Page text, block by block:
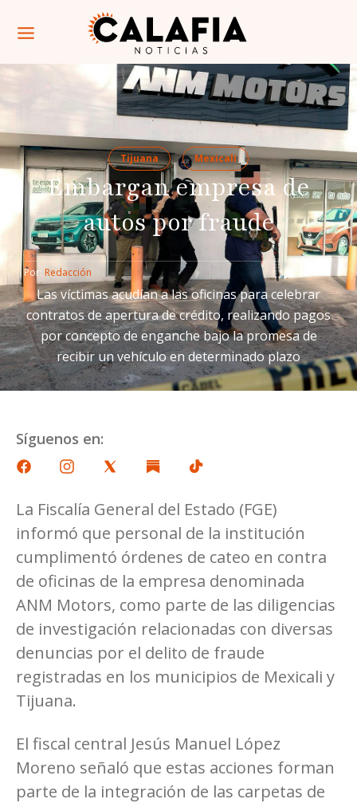
Tijuana Mexicali
Embargan empresa de
autos por fraude
Por: Redacción
Las víctimas acudían a las oficinas para celebrar
contratos de apertura de crédito, realizando pagos
por concepto de enganche bajo la promesa de
recibir un vehículo en determinado plazo
Síguenos en:
La Fiscalía General del Estado (FGE)
informó que personal de la institución
cumplimentó órdenes de cateo en contra
de oficinas de la empresa denominada
ANM Motors, como parte de las diligencias
de investigación relacionadas con diversas
denuncias por el delito de fraude
registradas en los municipios de Mexicali y
Tijuana.
El fiscal central Jesús Manuel López
Moreno señaló que estas acciones forman
parte de la integración de las carpetas de